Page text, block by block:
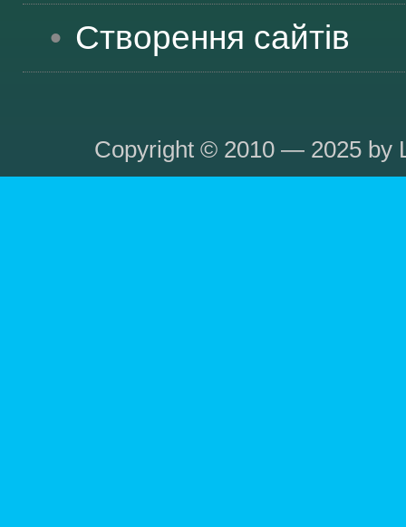
Створення сайтів
Copyright © 2010 — 2025 by